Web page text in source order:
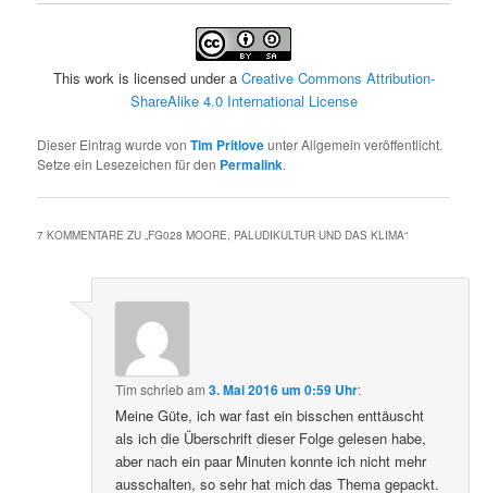
This work is licensed under a Creative Commons Attribution-
ShareAlike 4.0 International License
Dieser Eintrag wurde vonTim Pritloveunter Allgemein veröffentlicht.
Setze ein Lesezeichen für den Permalink.
7 KOMMENTARE ZU „FG028 MOORE, PALUDIKULTUR UND DAS KLIMA“
Tim schriebam3. Mai 2016 um 0:59 Uhr:
Meine Güte, ich war fast ein bisschen enttäuscht
als ich die Überschrift dieser Folge gelesen habe,
aber nach ein paar Minuten konnte ich nicht mehr
ausschalten, so sehr hat mich das Thema gepackt.